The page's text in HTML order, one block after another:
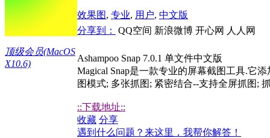
顶级会员(MacOS
X10.6)
效果图, 专业, 用户, 中文版
分享到：
QQ空间 新浪微博 开心网 人人网
Ashampoo Snap 7.0.1 单文件中文版
Magical Snap是一款专业的屏幕截图工具.它
图模式; 多张抓图; 紧密结合--支持全屏抓图;
::下载地址::
收藏 分享
遇到什么问题？来这里，我帮你解答！